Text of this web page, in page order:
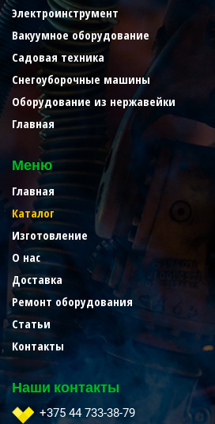
Электроинструмент
Вакуумное оборудование
Садовая техника
Снегоуборочные машины
Оборудование из нержавейки
Главная
Меню
Главная
Каталог
Изготовление
О нас
Доставка
Ремонт оборудования
Статьи
Контакты
Наши контакты
+375 44 733-38-79